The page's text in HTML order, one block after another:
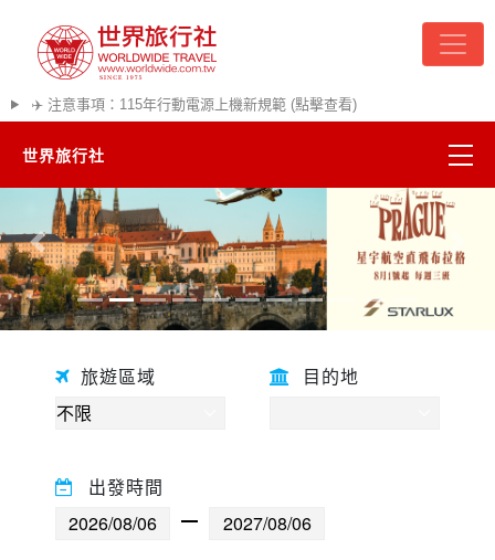
✈️ 注意事項：115年行動電源上機新規範 (點擊查看)
世界旅行社
精彩越南
熱門韓國
超夯日本
世界臻旅
往前 往後
旅遊區域 目的地
出發時間